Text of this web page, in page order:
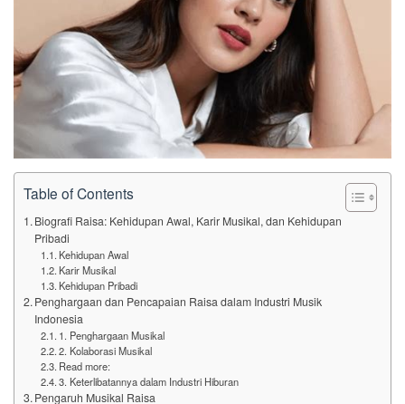
Table of Contents
Biografi Raisa: Kehidupan Awal, Karir Musikal, dan Kehidupan
Pribadi
Kehidupan Awal
Karir Musikal
Kehidupan Pribadi
Penghargaan dan Pencapaian Raisa dalam Industri Musik
Indonesia
1. Penghargaan Musikal
2. Kolaborasi Musikal
Read more:
3. Keterlibatannya dalam Industri Hiburan
Pengaruh Musikal Raisa